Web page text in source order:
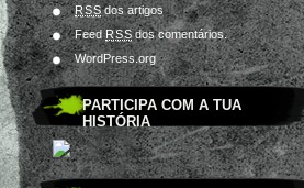
RSSdos artigos
FeedRSSdos comentários.
WordPress.org
PARTICIPA COM A TUA
HISTÓRIA